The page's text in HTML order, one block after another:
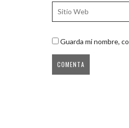
Guarda mi nombre,